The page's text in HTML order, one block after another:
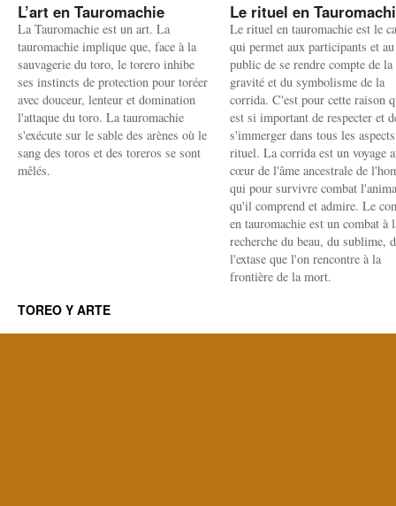
L’art en Tauromachie
La Tauromachie est un art. La
tauromachie implique que, face à la
sauvagerie du toro, le torero inhibe
ses instincts de protection pour toréer
avec douceur, lenteur et domination
l'attaque du toro. La tauromachie
s'exécute sur le sable des arènes où le
sang des toros et des toreros se sont
mêlés.
Le rituel en
Le rituel en tauromachie est le
qui permet aux participants et au
public de se rendre compte de la
gravité et du symbolisme de la
corrida. C'est pour cette raison
est si important de respecter et
s'immerger dans tous les
rituel. La corrida est un voyage
cœur de l'âme ancestrale de
qui pour survivre combat
qu'il comprend et admire. Le
en tauromachie est un combat à
recherche du beau, du sublime,
l'extase que l'on rencontre à la
frontière de la mort.
TOREO Y ARTE